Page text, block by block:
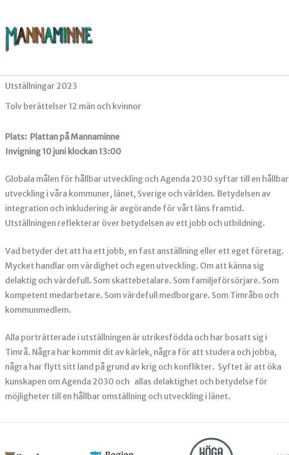
innehåll
Utställningar 2023
Tolv berättelser 12 män och kvinnor
Plats: Plattan på Mannaminne
Invigning 10 juni klockan 13:00
Globala målen för hållbar utveckling och Agenda 2030 syftar till en hållbar
utveckling i våra kommuner, länet, Sverige och världen. Betydelsen av
integration och inkludering är avgörande för vårt läns framtid.
Utställningen reflekterar över betydelsen av ett jobb och utbildning.
Vad betyder det att ha ett jobb, en fast anställning eller ett eget företag.
Mycket handlar om värdighet och egen utveckling. Om att känna sig
delaktig och värdefull. Som skattebetalare. Som familjeförsörjare. Som
kompetent medarbetare. Som värdefull medborgare. Som Timråbo och
kommunmedlem.
Alla porträtterade i utställningen är utrikesfödda och har bosatt sig i
Timrå. Några har kommit dit av kärlek, några för att studera och jobba,
några har flytt sitt land på grund av krig och konflikter. Syftet är att öka
kunskapen om Agenda 2030 och allas delaktighet och betydelse för
möjligheter till en hållbar omställning och utveckling i länet.